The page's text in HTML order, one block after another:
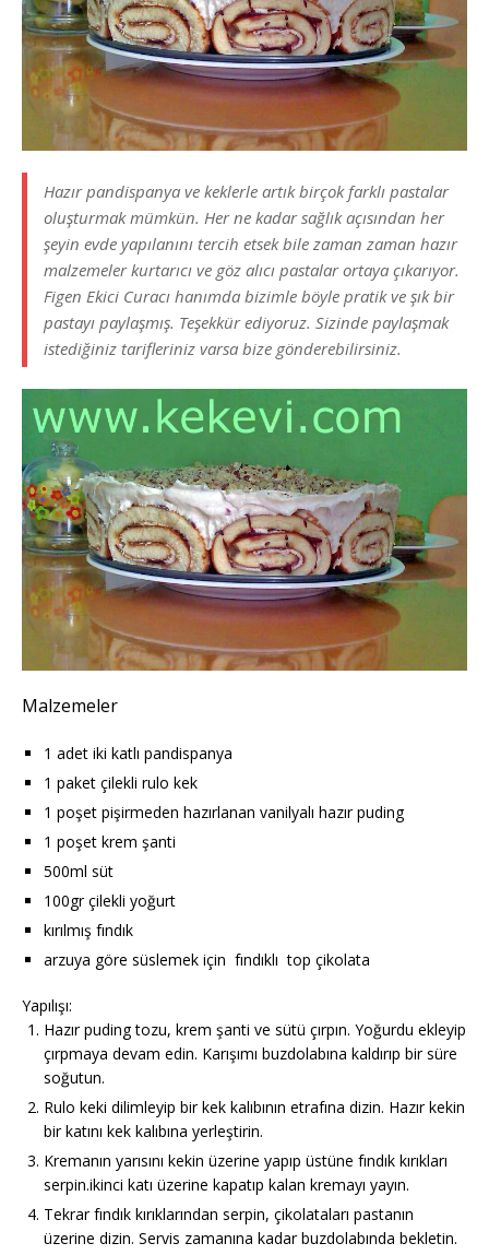
Hazır pandispanya ve keklerle artık birçok farklı pastalar
oluşturmak mümkün. Her ne kadar sağlık açısından her
şeyin evde yapılanını tercih etsek bile zaman zaman hazır
malzemeler kurtarıcı ve göz alıcı pastalar ortaya çıkarıyor.
Figen Ekici Curacı hanımda bizimle böyle pratik ve şık bir
pastayı paylaşmış. Teşekkür ediyoruz. Sizinde paylaşmak
istediğiniz tarifleriniz varsa bize gönderebilirsiniz.
Malzemeler
1 adet iki katlı pandispanya
1 paket çilekli rulo kek
1 poşet pişirmeden hazırlanan vanilyalı hazır puding
1 poşet krem şanti
500ml süt
100gr çilekli yoğurt
kırılmış fındık
arzuya göre süslemek için fındıklı top çikolata
Yapılışı:
Hazır puding tozu, krem şanti ve sütü çırpın. Yoğurdu ekleyip
çırpmaya devam edin. Karışımı buzdolabına kaldırıp bir süre
soğutun.
Rulo keki dilimleyip bir kek kalıbının etrafına dizin. Hazır kekin
bir katını kek kalıbına yerleştirin.
Kremanın yarısını kekin üzerine yapıp üstüne fındık kırıkları
serpin.ikinci katı üzerine kapatıp kalan kremayı yayın.
Tekrar fındık kırıklarından serpin, çikolataları pastanın
üzerine dizin. Servis zamanına kadar buzdolabında bekletin.